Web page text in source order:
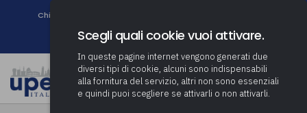
Chi siamo
Newsletter
Scegli quali cookie vuoi attivare.
In queste pagine internet vengono generati due
diversi tipi di cookie, alcuni sono indispensabili
alla fornitura del servizio, altri non sono essenziali
e quindi puoi scegliere se attivarli o non attivarli.